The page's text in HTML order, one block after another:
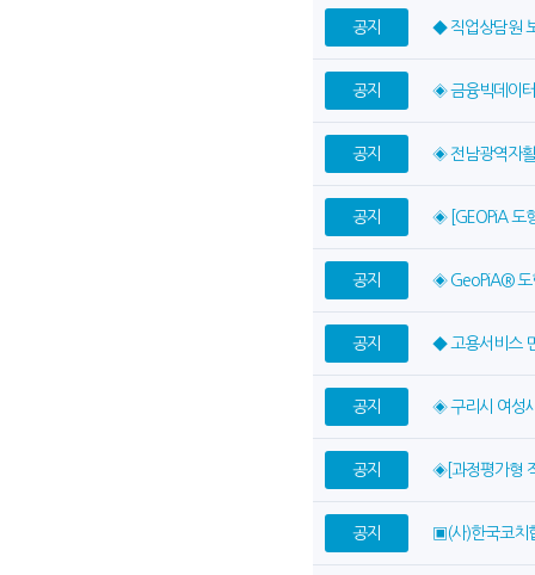
공지 ◆ 직업상담원
공지 ◈ 금융빅데이
공지 ◈ 전남광역자
공지 ◈ [GEOPiA 도
공지 ◈ GeoPiA® 도
공지 ◆ 고용서비스
공지 ◈ 구리시 여성
공지 ◈[과정평가형
공지 ▣(사)한국코치